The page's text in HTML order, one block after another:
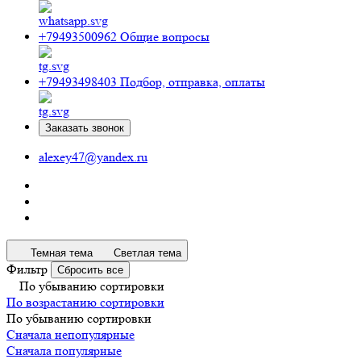
+79493500962 Общие вопросы
+79493498403 Подбор, отправка, оплаты
Заказать звонок
alexey47@yandex.ru
Темная тема Светлая тема
Фильтр Сбросить все
По убыванию сортировки
По возрастанию сортировки
По убыванию сортировки
Сначала непопулярные
Сначала популярные